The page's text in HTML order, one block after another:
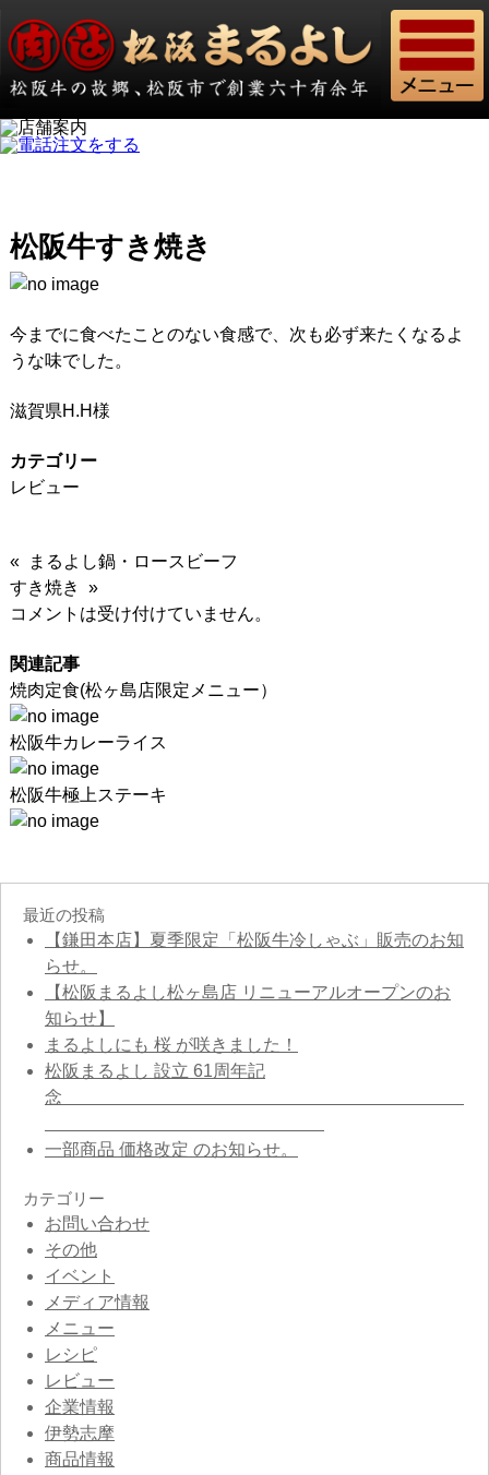
松阪牛すき焼き
今までに食べたことのない食感で、次も必ず来たくなるよ
うな味でした。
滋賀県H.H様
カテゴリー
レビュー
« まるよし鍋・ロースビーフ
すき焼き »
コメントは受け付けていません。
関連記事
焼肉定食(松ヶ島店限定メニュー）
松阪牛カレーライス
松阪牛極上ステーキ
最近の投稿
【鎌田本店】夏季限定「松阪牛冷しゃぶ」販売のお知
らせ。
【松阪まるよし松ヶ島店 リニューアルオープンのお
知らせ】
まるよしにも 桜 が咲きました！
松阪まるよし 設立 61周年記
念
一部商品 価格改定 のお知らせ。
カテゴリー
お問い合わせ
その他
イベント
メディア情報
メニュー
レシピ
レビュー
企業情報
伊勢志摩
商品情報